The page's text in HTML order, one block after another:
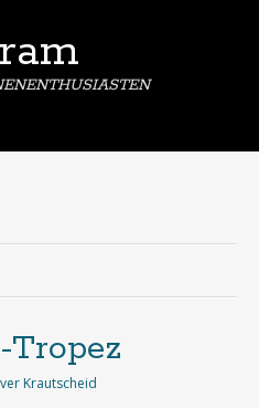
Krautscheid